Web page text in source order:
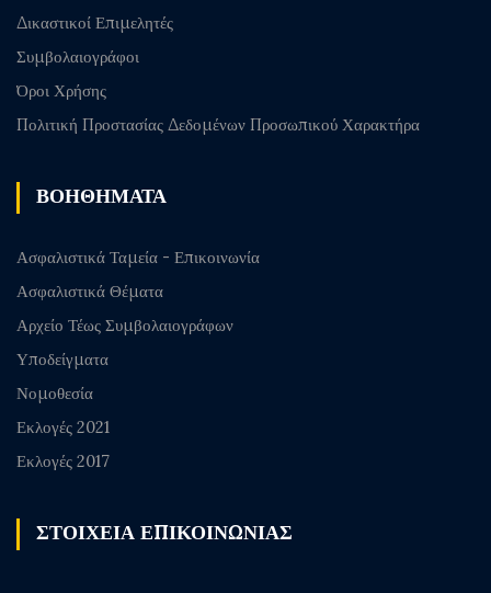
Δικαστικοί Επιμελητές
Συμβολαιογράφοι
Όροι Χρήσης
Πολιτική Προστασίας Δεδομένων Προσωπικού Χαρακτήρα
ΒΟΗΘΗΜΑΤΑ
Ασφαλιστικά Ταμεία - Επικοινωνία
Ασφαλιστικά Θέματα
Αρχείο Τέως Συμβολαιογράφων
Υποδείγματα
Νομοθεσία
Εκλογές 2021
Εκλογές 2017
ΣΤΟΙΧΕΙΑ ΕΠΙΚΟΙΝΩΝΙΑΣ